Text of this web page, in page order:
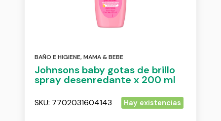
BAÑO E HIGIENE,MAMA & BEBE
Johnsons baby gotas de brillo
spray desenredante x 200 ml
SKU: 7702031604143 Hay existencias